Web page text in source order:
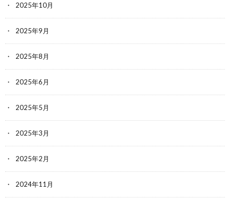
2025年10月
2025年9月
2025年8月
2025年6月
2025年5月
2025年3月
2025年2月
2024年11月